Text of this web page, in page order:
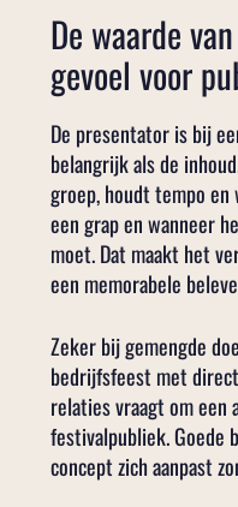
De waarde
gevoel voor
De presentator is bij
belangrijk als de
groep, houdt tempo
een grap en wanneer
moet. Dat maakt het
een memorabele
Zeker bij gemengde
bedrijfsfeest met
relaties vraagt om een
festivalpubliek. Goede
concept zich aanpast